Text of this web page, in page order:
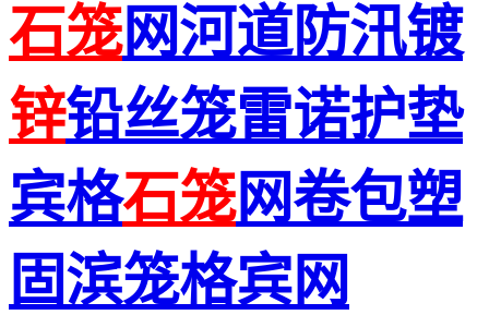
石笼网河道防汛镀
锌铅丝笼雷诺护垫
宾格石笼网卷包塑
固滨笼格宾网